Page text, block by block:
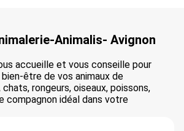
Animalis- Avignon
accueille et vous conseille pour
être de vos animaux de
chats, rongeurs, oiseaux, poissons,
compagnon idéal dans votre